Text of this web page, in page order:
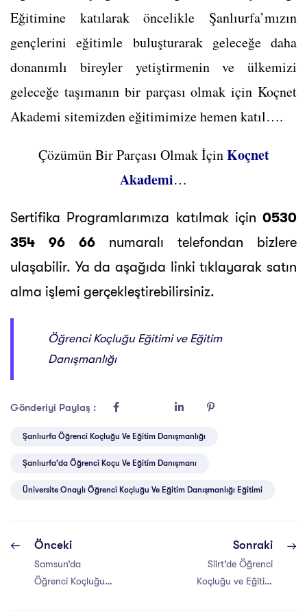
Eğitimine katılarak öncelikle Şanlıurfa’mızın
gençlerini eğitimle buluşturarak geleceğe daha
donanımlı bireyler yetiştirmenin ve ülkemizi
geleceğe taşımanın bir parçası olmak için Koçnet
Akademi sitemizden eğitimimize hemen katıl….
Çözümün Bir Parçası Olmak İçinKoçnet
Akademi…
Sertifika Programlarımıza katılmak için 0530
354 96 66 numaralı telefondan bizlere
ulaşabilir. Ya da aşağıda linki tıklayarak satın
alma işlemi gerçekleştirebilirsiniz.
Öğrenci Koçluğu Eğitimi ve Eğitim
Danışmanlığı
Gönderiyi Paylaş :
Şanlıurfa Öğrenci Koçluğu Ve Eğitim Danışmanlığı
Şanlıurfa'da Öğrenci Koçu Ve Eğitim Danışmanı
Üniversite Onaylı Öğrenci Koçluğu Ve Eğitim Danışmanlığı Eğitimi
Önceki
Samsun’da
Öğrenci Koçluğu
Sonraki
Siirt’de Öğrenci
Koçluğu ve Eğitim